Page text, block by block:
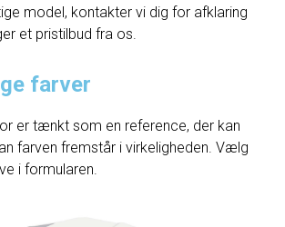
model, kontakter vi dig for afklaring
et pristilbud fra os.
farver
er tænkt som en reference, der kan
farven fremstår i virkeligheden. Vælg
i formularen.